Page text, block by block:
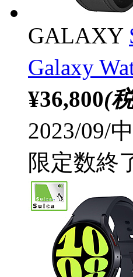
GALAXY
Galaxy
¥36,800(
2023/09/
限定数終